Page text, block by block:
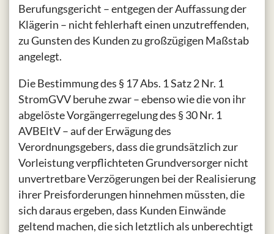
Berufungsgericht – entgegen der Auffassung der
Klägerin – nicht fehlerhaft einen unzutreffenden,
zu Gunsten des Kunden zu großzügigen Maßstab
angelegt.
Die Bestimmung des § 17 Abs. 1 Satz 2 Nr. 1
StromGVV beruhe zwar – ebenso wie die von ihr
abgelöste Vorgängerregelung des § 30 Nr. 1
AVBEltV – auf der Erwägung des
Verordnungsgebers, dass die grundsätzlich zur
Vorleistung verpflichteten Grundversorger nicht
unvertretbare Verzögerungen bei der Realisierung
ihrer Preisforderungen hinnehmen müssten, die
sich daraus ergeben, dass Kunden Einwände
geltend machen, die sich letztlich als unberechtigt